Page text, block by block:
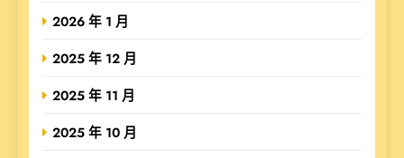
2026 年 1 月
2025 年 12 月
2025 年 11 月
2025 年 10 月